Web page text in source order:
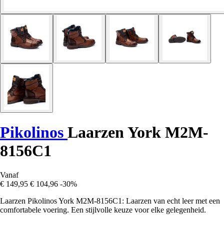
Pikolinos Laarzen York M2M-
8156C1
Vanaf
€ 149,95 € 104,96 -30%
Laarzen Pikolinos York M2M-8156C1: Laarzen van echt leer met een
comfortabele voering. Een stijlvolle keuze voor elke gelegenheid.